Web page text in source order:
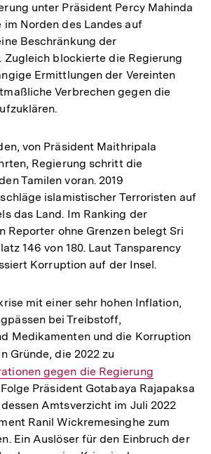
unter Präsident Percy Mahinda
im Norden des Landes auf
Beschränkung der
Zugleich blockierte die Regierung
Ermittlungen der Vereinten
Verbrechen gegen die
von Präsident Maithripala
Regierung schritt die
Tamilen voran. 2019
islamistischer Terroristen auf
das Land. Im Ranking der
Reporter ohne Grenzen belegt Sri
146 von 180. Laut Tansparency
Korruption auf der Insel.
mit einer sehr hohen Inflation,
bei Treibstoff,
Medikamenten und die Korruption
Gründe, die 2022 zu
Link:
gegen die Regierung
Präsident Gotabaya Rajapaksa
Amtsverzicht im Juli 2022
Ranil Wickremesinghe zum
Ein Auslöser für den Einbruch der